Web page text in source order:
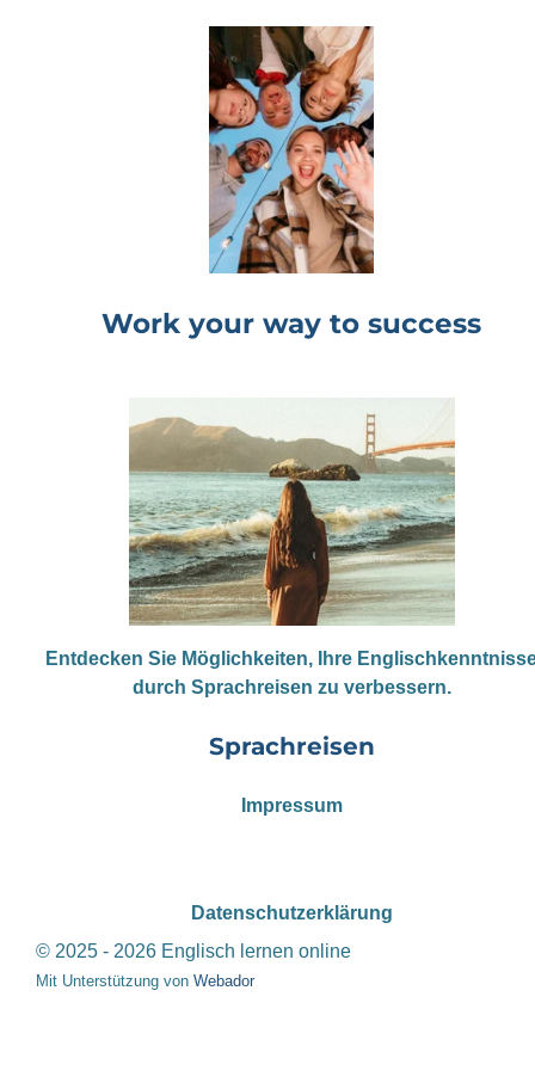
Work your way to success
Entdecken Sie Möglichkeiten, Ihre
durch Sprachreisen zu verbessern.
Sprachreisen
Impressum
Datenschutzerklärung
© 2025 - 2026 Englisch lernen online
Mit Unterstützung von Webador